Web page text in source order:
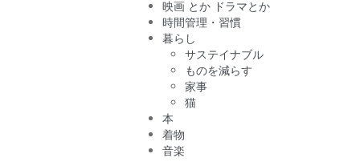
映画 とか ドラマとか
時間管理・習慣
暮らし
サステイナブル
ものを減らす
家事
猫
本
着物
音楽